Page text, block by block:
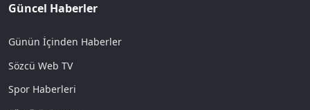
Güncel Haberler
Günün İçinden Haberler
Sözcü Web TV
Spor Haberleri